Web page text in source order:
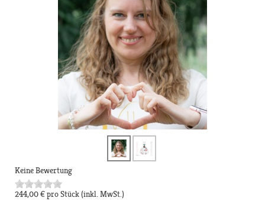
Keine Bewertung
244,00 €pro Stück(inkl. MwSt.)